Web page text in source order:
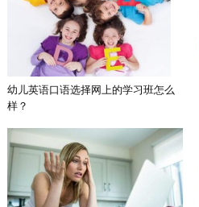
幼儿英语口语选择网上的学习班怎么
样？